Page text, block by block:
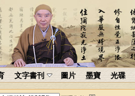
文字書刊 圖片 墨寶 光碟